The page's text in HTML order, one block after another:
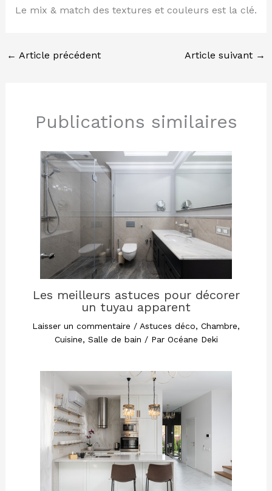
Le mix & match des textures et couleurs est la clé.
← Article précédent Article suivant →
Publications similaires
Les meilleurs astuces pour décorer
un tuyau apparent
Laisser un commentaire / Astuces déco, Chambre,
Cuisine, Salle de bain / Par Océane Deki